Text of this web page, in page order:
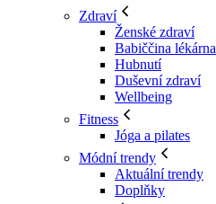
Zdraví
Ženské zdraví
Babiččina lékárna
Hubnutí
Duševní zdraví
Wellbeing
Fitness
Jóga a pilates
Módní trendy
Aktuální trendy
Doplňky